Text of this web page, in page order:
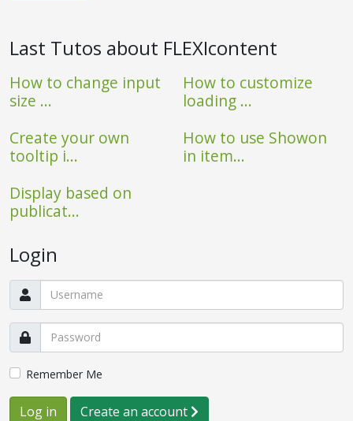
Last Tutos about FLEXIcontent
How to change input
size ...
How to customize
loading ...
Create your own
tooltip i...
How to use Showon
in item...
Display based on
publicat...
Login
Remember Me
Log in Create an account